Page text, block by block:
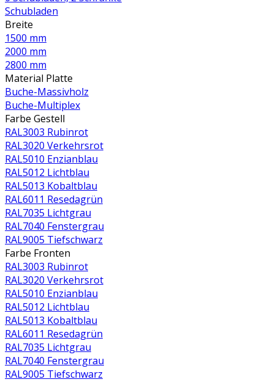
Schubladen
Breite
1500 mm
2000 mm
2800 mm
Material Platte
Buche-Massivholz
Buche-Multiplex
Farbe Gestell
RAL3003 Rubinrot
RAL3020 Verkehrsrot
RAL5010 Enzianblau
RAL5012 Lichtblau
RAL5013 Kobaltblau
RAL6011 Resedagrün
RAL7035 Lichtgrau
RAL7040 Fenstergrau
RAL9005 Tiefschwarz
Farbe Fronten
RAL3003 Rubinrot
RAL3020 Verkehrsrot
RAL5010 Enzianblau
RAL5012 Lichtblau
RAL5013 Kobaltblau
RAL6011 Resedagrün
RAL7035 Lichtgrau
RAL7040 Fenstergrau
RAL9005 Tiefschwarz